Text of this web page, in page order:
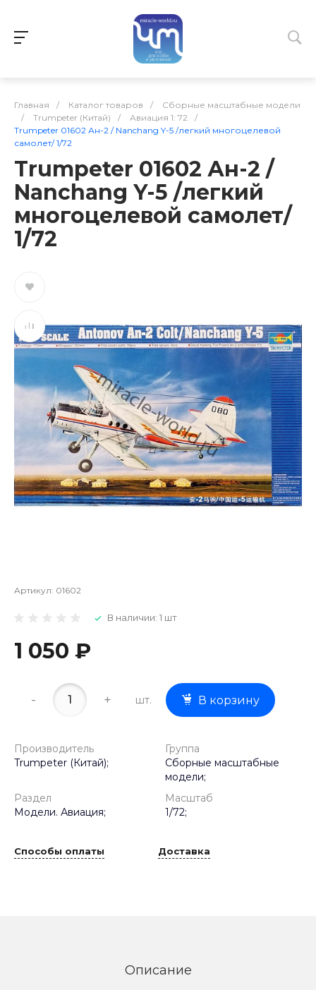
Главная / Каталог товаров /
Сборные масштабные модели
/
Trumpeter (Китай) / Авиация 1: 72
/
Trumpeter 01602 Ан-2 / Nanchang Y-5 /легкий многоцелевой
самолет/ 1/72
Trumpeter 01602 Ан-2 /
Nanchang Y-5 /легкий
многоцелевой самолет/
1/72
Артикул: 01602
В наличии: 1 шт
1 050 ₽
- + шт. В корзину
Производитель
Trumpeter (Китай);
Группа
Сборные масштабные
модели;
Раздел
Модели. Авиация;
Масштаб
1/72;
Способы оплаты Доставка
Описание